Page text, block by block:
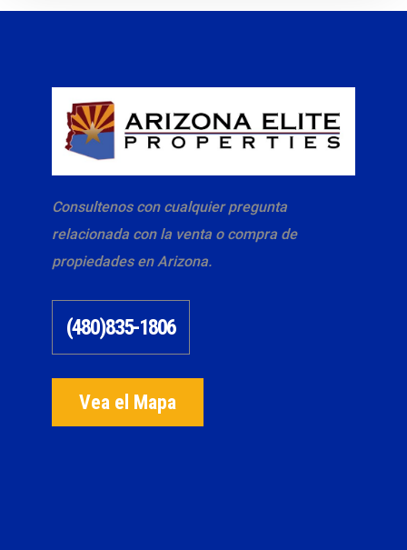
Consultenos con cualquier pregunta
relacionada con la venta o compra de
propiedades en Arizona.
(480)835-1806
Vea el Mapa